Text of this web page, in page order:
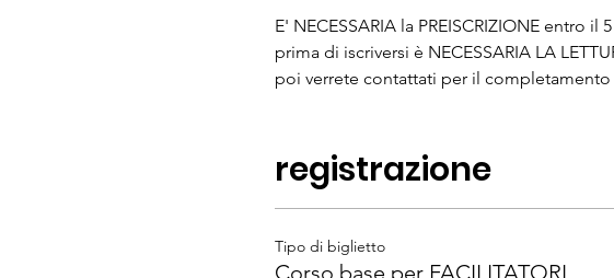
E' NECESSARIA la PREISCRIZIONE entro
prima di iscriversi è NECESSARIA LA
poi verrete contattati per il
e per avere ulteriori informazioni contatta
Vi aspettiamo con Gioia
registrazione
Tipo di biglietto
Corso base per FACILITATORI